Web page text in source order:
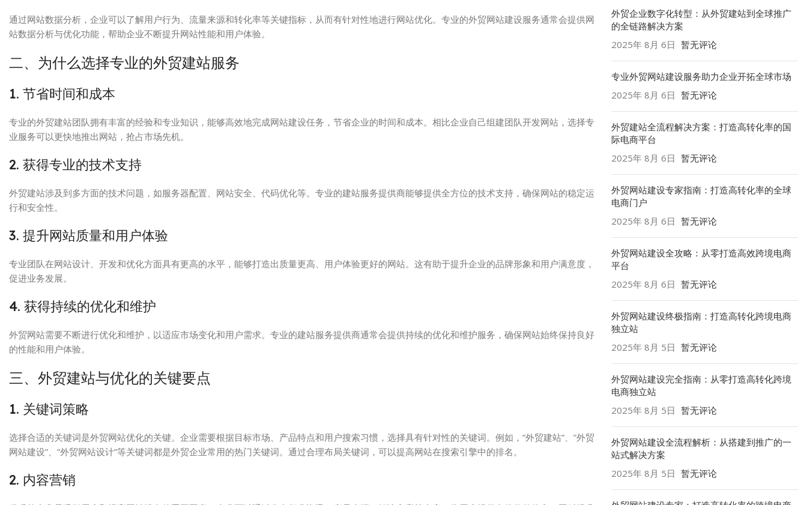
通过网站数据分析，企业可以了解用户行为、流量来源和转化率等关键指标，从而有针对性地进行网站优化。专业的外贸网站建设服务通常会提供网
站数据分析与优化功能，帮助企业不断提升网站性能和用户体验。
二、为什么选择专业的外贸建站服务
1. 节省时间和成本
专业的外贸建站团队拥有丰富的经验和专业知识，能够高效地完成网站建设任务，节省企业的时间和成本。相比企业自己组建团队开发网站，选择专
业服务可以更快地推出网站，抢占市场先机。
2. 获得专业的技术支持
外贸建站涉及到多方面的技术问题，如服务器配置、网站安全、代码优化等。专业的建站服务提供商能够提供全方位的技术支持，确保网站的稳定运
行和安全性。
3. 提升网站质量和用户体验
专业团队在网站设计、开发和优化方面具有更高的水平，能够打造出质量更高、用户体验更好的网站。这有助于提升企业的品牌形象和用户满意度，
促进业务发展。
4. 获得持续的优化和维护
外贸网站需要不断进行优化和维护，以适应市场变化和用户需求。专业的建站服务提供商通常会提供持续的优化和维护服务，确保网站始终保持良好
的性能和用户体验。
三、外贸建站与优化的关键要点
1. 关键词策略
选择合适的关键词是外贸网站优化的关键。企业需要根据目标市场、产品特点和用户搜索习惯，选择具有针对性的关键词。例如，”外贸建站”、”外贸
网站建设”、”外贸网站设计”等关键词都是外贸企业常用的热门关键词。通过合理布局关键词，可以提高网站在搜索引擎中的排名。
2. 内容营销
外贸企业数字化转型：从外贸建站到全球推广
的全链路解决方案
2025年 8月 6日 暂无评论
专业外贸网站建设服务助力企业开拓全球市场
2025年 8月 6日 暂无评论
外贸建站全流程解决方案：打造高转化率的国
际电商平台
2025年 8月 6日 暂无评论
外贸网站建设专家指南：打造高转化率的全球
电商门户
2025年 8月 6日 暂无评论
外贸网站建设全攻略：从零打造高效跨境电商
平台
2025年 8月 6日 暂无评论
外贸网站建设终极指南：打造高转化跨境电商
独立站
2025年 8月 5日 暂无评论
外贸网站建设完全指南：从零打造高转化跨境
电商独立站
2025年 8月 5日 暂无评论
外贸网站建设全流程解析：从搭建到推广的一
站式解决方案
2025年 8月 5日 暂无评论